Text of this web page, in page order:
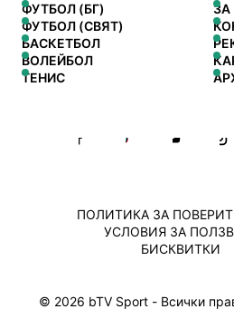
ФУТБОЛ (БГ)
ФУТБОЛ (СВЯТ)
БАСКЕТБОЛ
ВОЛЕЙБОЛ
ТЕНИС
ЗА
© 2026 bTV Sport - Всички
ПОЛИТИКА ЗА
УСЛОВИЯ ЗА
БИСКВИТКИ